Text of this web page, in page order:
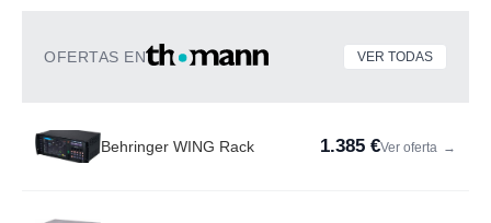
OFERTAS EN VER TODAS
Behringer WING Rack 1.385 €Ver oferta →